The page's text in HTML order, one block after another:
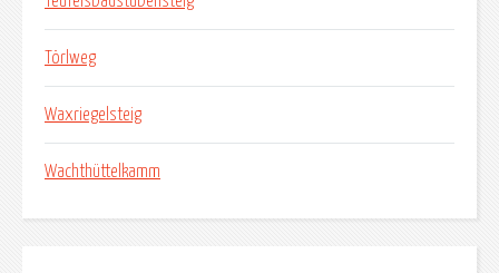
Törlweg
Waxriegelsteig
Wachthüttelkamm